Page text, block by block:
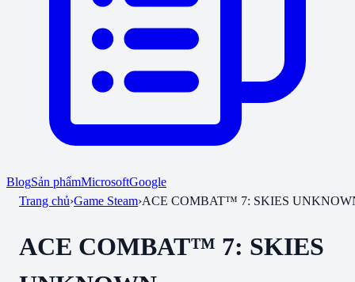
BlogSản phẩmMicrosoftGoogle
Trang chủ›Game Steam›ACE COMBAT™ 7: SKIES
ACE COMBAT™ 7: SKIES